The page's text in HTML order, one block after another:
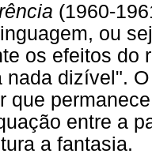
(1960-
ou
os efeitos do
nada dizível".
que
entre a
a fantasia.